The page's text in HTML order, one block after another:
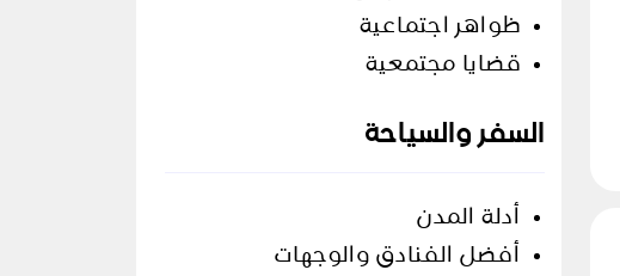
ظواهر اجتماعية
قضايا مجتمعية
السفر والسياحة
أدلة المدن
أفضل الفنادق والوجهات